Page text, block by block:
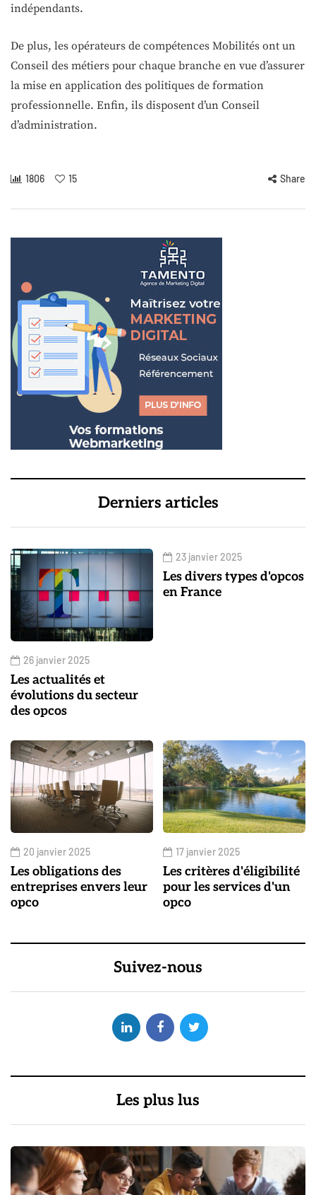
indépendants.
De plus, les opérateurs de compétences Mobilités ont un
Conseil des métiers pour chaque branche en vue d’assurer
la mise en application des politiques de formation
professionnelle. Enfin, ils disposent d’un Conseil
d’administration.
1806 15 Share
Derniers articles
26 janvier 2025
Les actualités et
évolutions du secteur
des opcos
23 janvier 2025
Les divers types d'opcos
en France
20 janvier 2025
Les obligations des
entreprises envers leur
opco
17 janvier 2025
Les critères d'éligibilité
pour les services d'un
opco
Suivez-nous
Les plus lus